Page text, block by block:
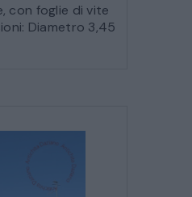
con foglie di vite
Diametro 3,45